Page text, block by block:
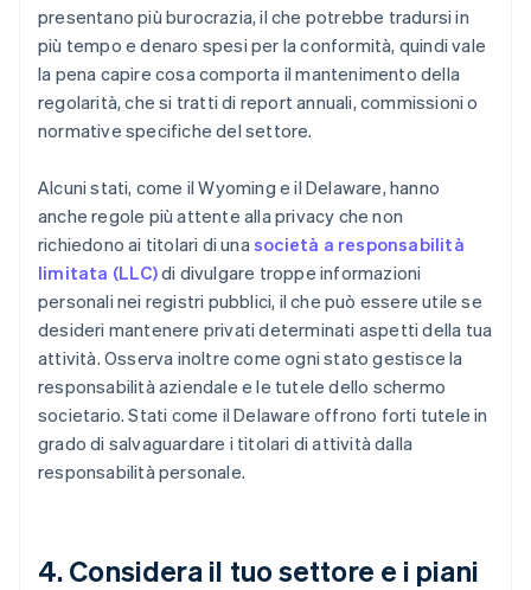
presentano più burocrazia, il che potrebbe tradursi in
più tempo e denaro spesi per la conformità, quindi vale
la pena capire cosa comporta il mantenimento della
regolarità, che si tratti di report annuali, commissioni o
normative specifiche del settore.
Alcuni stati, come il Wyoming e il Delaware, hanno
anche regole più attente alla privacy che non
richiedono ai titolari di unasocietà a responsabilità
limitata (LLC)di divulgare troppe informazioni
personali nei registri pubblici, il che può essere utile se
desideri mantenere privati determinati aspetti della tua
attività. Osserva inoltre come ogni stato gestisce la
responsabilità aziendale e le tutele dello schermo
societario. Stati come il Delaware offrono forti tutele in
grado di salvaguardare i titolari di attività dalla
responsabilità personale.
4. Considera il tuo settore e i piani